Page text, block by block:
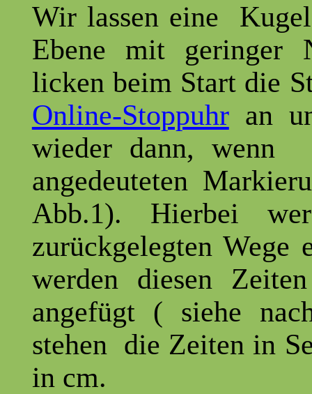
Wir lassen eine
Ebene mit
licken beim Start die
Online-Stoppuhran
wieder dann,
angedeuteten
Abb.1). Hierbei
zurückgelegten
werden diesen
angefügt ( siehe
stehen die Zeiten in
in cm.